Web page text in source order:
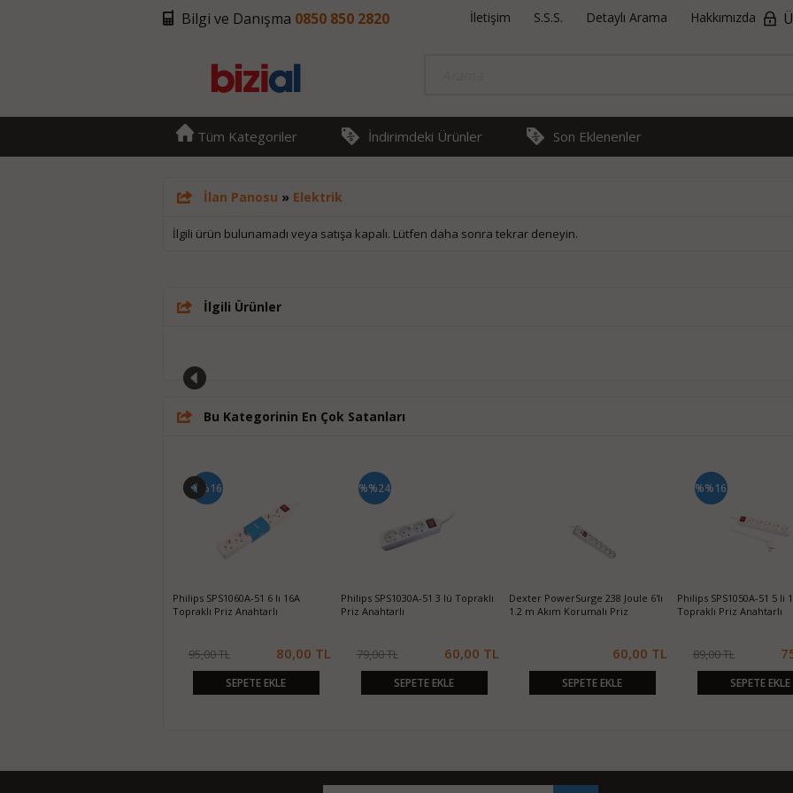
Bilgi ve Danışma 0850 850 2820 İletişim S.S.S. Detaylı Arama Hakkımızda
Tüm Kategoriler İndirimdeki Ürünler Son Eklenenler
İlan Panosu » Elektrik
İlgili ürün bulunamadı veya satışa kapalı. Lütfen daha sonra tekrar deneyin.
İlgili Ürünler
Bu Kategorinin En Çok Satanları
%%16
Philips SPS1060A-51 6 lı 16A
Topraklı Priz Anahtarlı
95,00 TL 80,00 TL
SEPETE EKLE
%%24
Philips SPS1030A-51 3 lü Topraklı
Priz Anahtarlı
79,00 TL 60,00 TL
SEPETE EKLE
Dexter PowerSurge 238 Joule 6'lı
1.2 m Akım Korumalı Priz
60,00 TL
SEPETE EKLE
%%16
Philips SPS1050A-51 5 li
Topraklı Priz Anahtarlı
89,00 TL
SEPETE EKLE